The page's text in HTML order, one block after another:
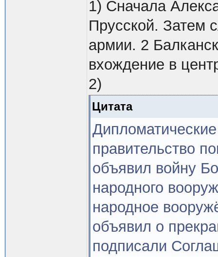
1) Сначала
Прусской. Затем
армии. 2
вхождение в
2)
Цитата
правительство
объявил войну
народного
народное
объявил о
подписали